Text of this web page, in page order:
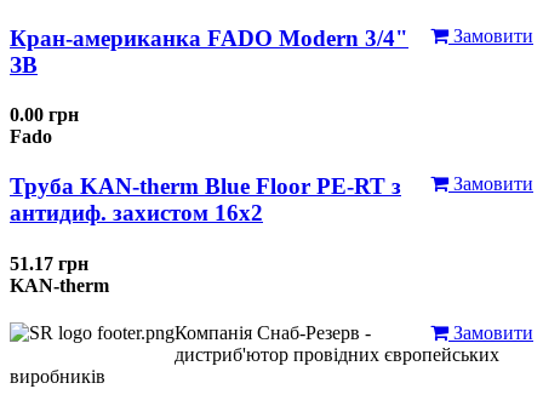
Замовити
Кран-американка FADO Modern 3/4"
ЗВ
0.00 грн
Fado
Замовити
Труба KAN-therm Blue Floor PE-RT з
антидиф. захистом 16х2
51.17 грн
KAN-therm
Замовити
Компанія Снаб-Резерв -
дистриб'ютор провідних європейських
виробників